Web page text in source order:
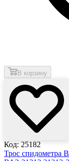
В корзину
Код: 25182
Трос спидометра